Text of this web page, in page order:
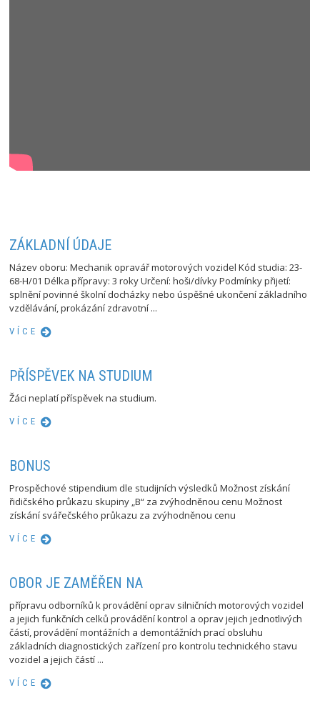
ZÁKLADNÍ ÚDAJE
Název oboru: Mechanik opravář motorových vozidel Kód studia: 23-
68-H/01 Délka přípravy: 3 roky Určení: hoši/dívky Podmínky přijetí:
splnění povinné školní docházky nebo úspěšné ukončení základního
vzdělávání, prokázání zdravotní ...
VÍCE
PŘÍSPĚVEK NA STUDIUM
Žáci neplatí příspěvek na studium.
VÍCE
BONUS
Prospěchové stipendium dle studijních výsledků Možnost získání
řidičského průkazu skupiny „B“ za zvýhodněnou cenu Možnost
získání svářečského průkazu za zvýhodněnou cenu
VÍCE
OBOR JE ZAMĚŘEN NA
přípravu odborníků k provádění oprav silničních motorových vozidel
a jejich funkčních celků provádění kontrol a oprav jejich jednotlivých
částí, provádění montážních a demontážních prací obsluhu
základních diagnostických zařízení pro kontrolu technického stavu
vozidel a jejich částí ...
VÍCE